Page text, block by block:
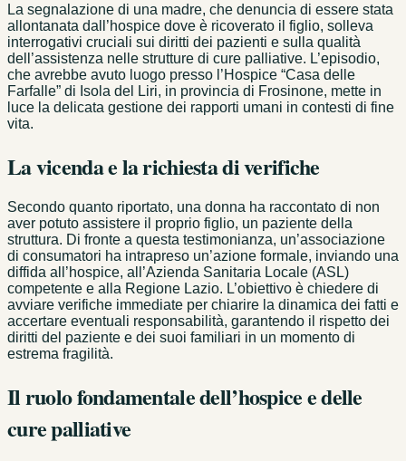
La segnalazione di una madre, che denuncia di essere stata
allontanata dall’hospice dove è ricoverato il figlio, solleva
interrogativi cruciali sui diritti dei pazienti e sulla qualità
dell’assistenza nelle strutture di cure palliative. L’episodio,
che avrebbe avuto luogo presso l’Hospice “Casa delle
Farfalle” di Isola del Liri, in provincia di Frosinone, mette in
luce la delicata gestione dei rapporti umani in contesti di fine
vita.
La vicenda e la richiesta di verifiche
Secondo quanto riportato, una donna ha raccontato di non
aver potuto assistere il proprio figlio, un paziente della
struttura. Di fronte a questa testimonianza, un’associazione
di consumatori ha intrapreso un’azione formale, inviando una
diffida all’hospice, all’Azienda Sanitaria Locale (ASL)
competente e alla Regione Lazio. L’obiettivo è chiedere di
avviare verifiche immediate per chiarire la dinamica dei fatti e
accertare eventuali responsabilità, garantendo il rispetto dei
diritti del paziente e dei suoi familiari in un momento di
estrema fragilità.
Il ruolo fondamentale dell’hospice e delle
cure palliative